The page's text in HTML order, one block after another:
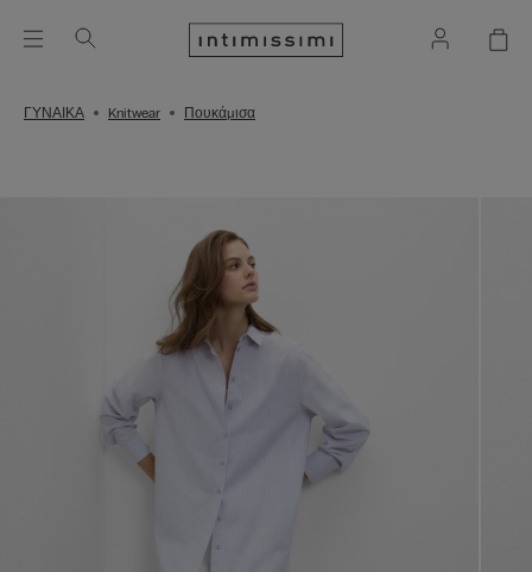
ΓΥΝΑΙΚΑ Knitwear Πουκάμισα